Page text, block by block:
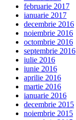
februarie 2017
ianuarie 2017
decembrie 2016
noiembrie 2016
octombrie 2016
septembrie 2016
iulie 2016
iunie 2016
aprilie 2016
martie 2016
ianuarie 2016
decembrie 2015
noiembrie 2015